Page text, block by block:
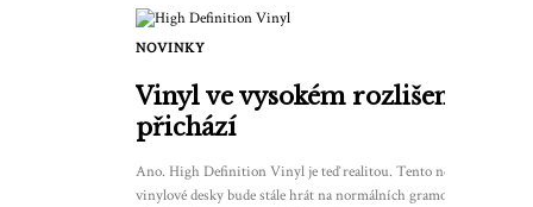
NOVINKY
Vinyl ve vysokém rozlišení
přichází
Ano. High Definition Vinyl je teď realitou. Tento nový styl
vinylové desky bude stále hrát na normálních gramofonech